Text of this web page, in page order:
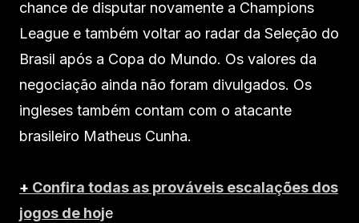
chance de disputar novamente a Champions
League e também voltar ao radar da Seleção do
Brasil após a Copa do Mundo. Os valores da
negociação ainda não foram divulgados. Os
ingleses também contam com o atacante
brasileiro Matheus Cunha.
+ Confira todas as prováveis escalações dos
jogos de hoje